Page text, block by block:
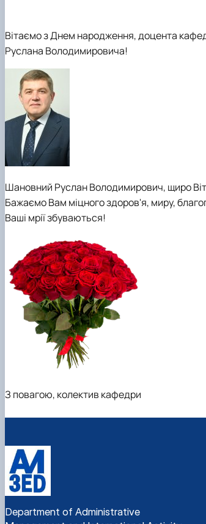
Вітаємо з Днем народження,доцента
Руслана Володимировича!
Шановний Руслан Володимирович, щиро
Бажаємо Вам міцного здоров'я, миру,
Ваші мрії збуваються!
З повагою, колектив кафедри
Department of Administrative